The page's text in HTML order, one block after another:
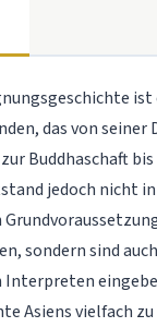
das von seiner
Buddhaschaft
jedoch nicht
sondern sind
Asiens vielfach